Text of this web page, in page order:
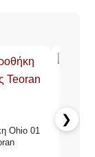
Ohio 01
❯